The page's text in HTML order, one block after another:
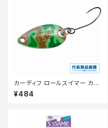
カーディフ ロールスイマー カモ
エディション 1.8g TR−C18R
¥484